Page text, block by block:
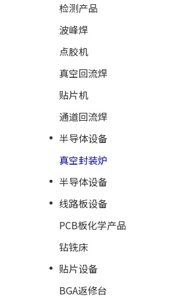
检测产品
波峰焊
点胶机
真空回流焊
贴片机
通道回流焊
半导体设备
真空封装炉
半导体设备
线路板设备
PCB板化学产品
钻铣床
贴片设备
BGA返修台